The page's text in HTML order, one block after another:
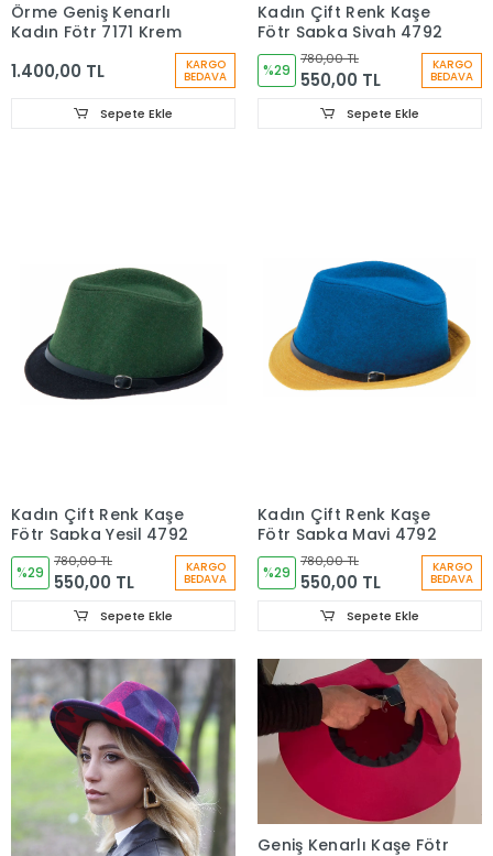
Örme Geniş Kenarlı
Kadın Fötr 7171 Krem
1.400,00 TL KARGO
BEDAVA
Sepete Ekle
Kadın Çift Renk Kaşe
Fötr Şapka Siyah 4792
%29
780,00 TL
550,00 TL
KARGO
BEDAVA
Sepete Ekle
Kadın Çift Renk Kaşe
Fötr Şapka Yeşil 4792
%29
780,00 TL
550,00 TL
KARGO
BEDAVA
Sepete Ekle
Kadın Çift Renk Kaşe
Fötr Şapka Mavi 4792
%29
780,00 TL
550,00 TL
KARGO
BEDAVA
Sepete Ekle
Geniş Kenarlı Kaşe Fötr